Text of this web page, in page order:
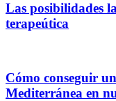
Las posibilidades
terapeútica
Cómo conseguir
Mediterránea en